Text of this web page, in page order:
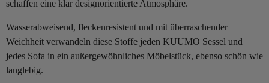
schaffen eine klar designorientierte Atmosphäre.
Wasserabweisend, fleckenresistent und mit überraschender
Weichheit verwandeln diese Stoffe jeden KUUMO Sessel und
jedes Sofa in ein außergewöhnliches Möbelstück, ebenso schön wie
langlebig.